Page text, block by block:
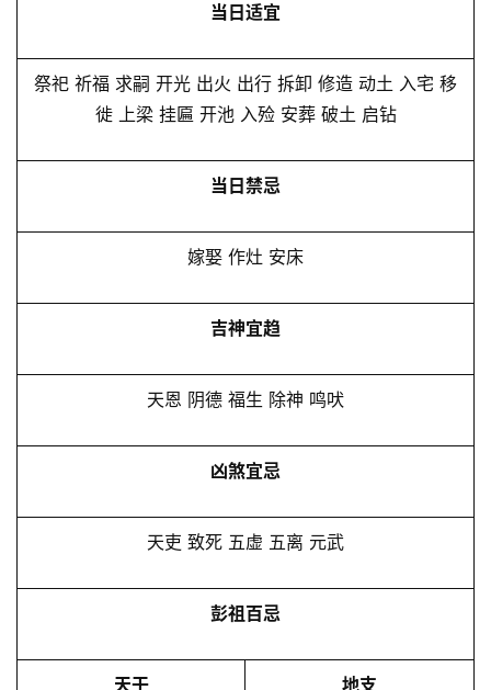
当日适宜
祭祀 祈福 求嗣 开光 出火 出行 拆卸 修造 动土 入宅 移
徙 上梁 挂匾 开池 入殓 安葬 破土 启钻
当日禁忌
嫁娶 作灶 安床
吉神宜趋
天恩 阴德 福生 除神 鸣吠
凶煞宜忌
天吏 致死 五虚 五离 元武
彭祖百忌
天干 地支